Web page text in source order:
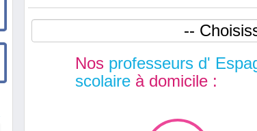
Nos professeurs d'
scolaire à domicile :